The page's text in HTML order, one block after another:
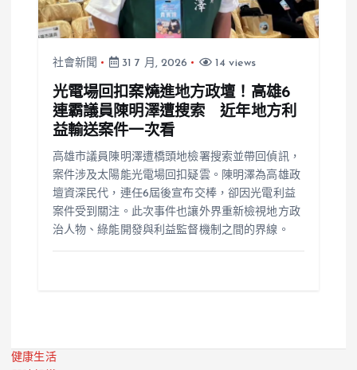
社會新聞 31 7 月, 2026 14 views
光電場回扣案燒進地方政壇！高雄6
連霸議員陳明澤遭搜索 近年地方利
益輸送案件一次看
高雄市議員陳明澤遭橋頭地檢署搜索並帶回偵訊，
案件涉及太陽能光電場回扣疑雲。陳明澤為高雄政
壇資深民代，連任6屆後宣布交棒，卻因光電利益
案件受到關注。此次事件也讓外界重新檢視地方政
治人物、綠能開發與利益監督機制之間的界線。
健康生活